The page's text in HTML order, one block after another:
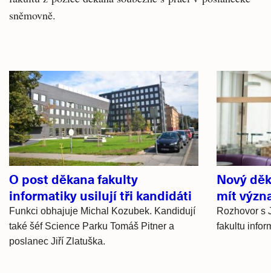
sněmovně.
Související
články
O post děkana fakulty
informatiky usilují tři kandidáti
Funkci obhajuje Michal Kozubek. Kandidují
také šéf Science Parku Tomáš Pitner a
poslanec Jiří Zlatuška.
Nový
mít
Rozhovor s
fakultu